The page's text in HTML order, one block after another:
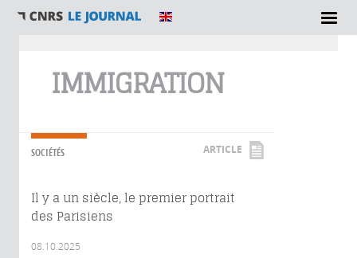
IMMIGRATION
SOCIÉTÉS ARTICLE
Il y a un siècle, le premier portrait
des Parisiens
08.10.2025